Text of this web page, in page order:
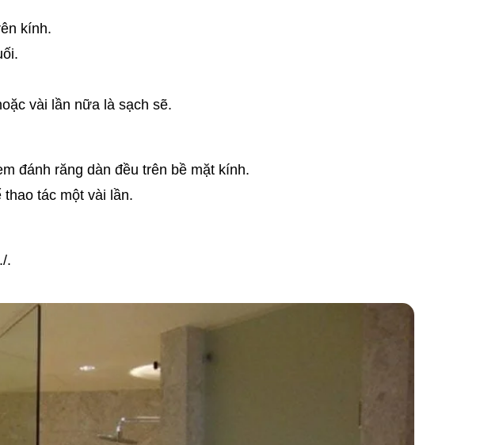
kính.
vài lần nữa là sạch sẽ.
đánh răng dàn đều trên bề mặt kính.
tác một vài lần.
.